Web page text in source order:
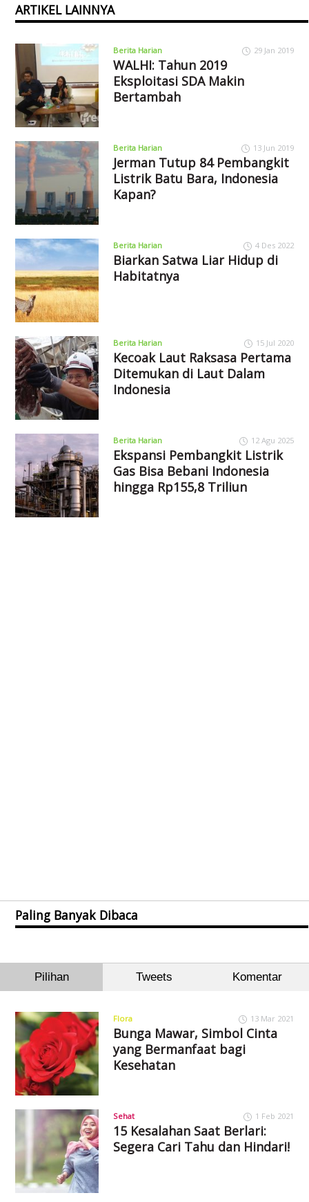
ARTIKEL LAINNYA
Berita Harian 29 Jan 2019
WALHI: Tahun 2019
Eksploitasi SDA Makin
Bertambah
Berita Harian 13 Jun 2019
Jerman Tutup 84 Pembangkit
Listrik Batu Bara, Indonesia
Kapan?
Berita Harian 4 Des 2022
Biarkan Satwa Liar Hidup di
Habitatnya
Berita Harian 15 Jul 2020
Kecoak Laut Raksasa Pertama
Ditemukan di Laut Dalam
Indonesia
Berita Harian 12 Agu 2025
Ekspansi Pembangkit Listrik
Gas Bisa Bebani Indonesia
hingga Rp155,8 Triliun
Paling Banyak Dibaca
Pilihan Tweets Komentar
Flora 13 Mar 2021
Bunga Mawar, Simbol Cinta
yang Bermanfaat bagi
Kesehatan
Sehat 1 Feb 2021
15 Kesalahan Saat Berlari:
Segera Cari Tahu dan Hindari!